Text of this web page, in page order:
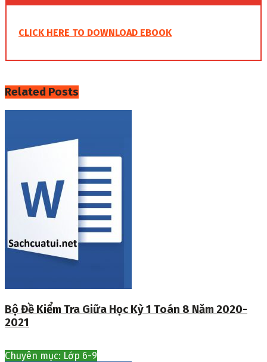
CLICK HERE TO DOWNLOAD EBOOK
Related Posts
Bộ Đề Kiểm Tra Giữa Học Kỳ 1 Toán 8 Năm 2020-
2021
Chuyên mục: Lớp 6-9